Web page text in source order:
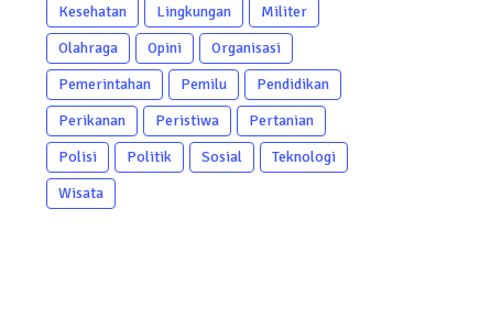
Kesehatan
Lingkungan
Militer
Olahraga
Opini
Organisasi
Pemerintahan
Pemilu
Pendidikan
Perikanan
Peristiwa
Pertanian
Polisi
Politik Sosial
Teknologi
Wisata